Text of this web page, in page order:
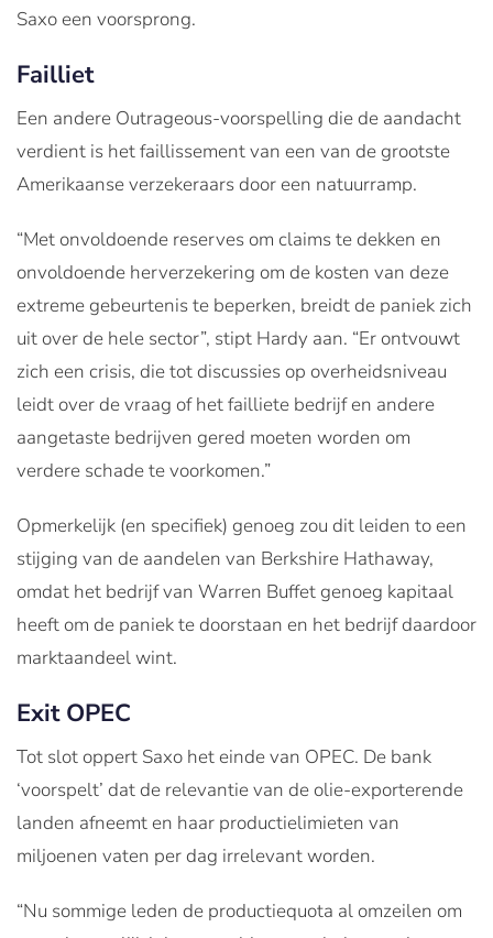
Saxo een voorsprong.
Failliet
Een andere Outrageous-voorspelling die de aandacht
verdient is het faillissement van een van de grootste
Amerikaanse verzekeraars door een natuurramp.
“Met onvoldoende reserves om claims te dekken en
onvoldoende herverzekering om de kosten van deze
extreme gebeurtenis te beperken, breidt de paniek zich
uit over de hele sector”, stipt Hardy aan. “Er ontvouwt
zich een crisis, die tot discussies op overheidsniveau
leidt over de vraag of het failliete bedrijf en andere
aangetaste bedrijven gered moeten worden om
verdere schade te voorkomen.”
Opmerkelijk (en specifiek) genoeg zou dit leiden to een
stijging van de aandelen van Berkshire Hathaway,
omdat het bedrijf van Warren Buffet genoeg kapitaal
heeft om de paniek te doorstaan en het bedrijf daardoor
marktaandeel wint.
Exit OPEC
Tot slot oppert Saxo het einde van OPEC. De bank
‘voorspelt’ dat de relevantie van de olie-exporterende
landen afneemt en haar productielimieten van
miljoenen vaten per dag irrelevant worden.
“Nu sommige leden de productiequota al omzeilen om